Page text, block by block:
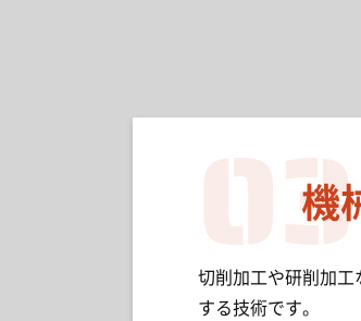
03
機
切削加工や研削加
する技術です。